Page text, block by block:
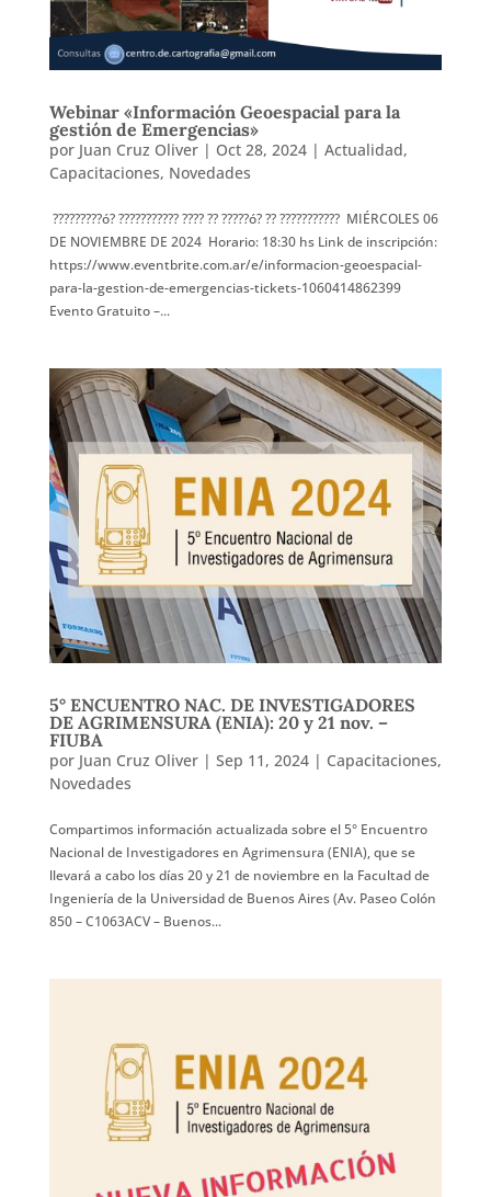
Webinar «Información Geoespacial para la
gestión de Emergencias»
por Juan Cruz Oliver| Oct 28, 2024| Actualidad,
Capacitaciones, Novedades
?????????ó? ??????????? ???? ?? ?????ó? ?? ??????????? MIÉRCOLES 06
DE NOVIEMBRE DE 2024 Horario: 18:30 hs Link de inscripción:
https://www.eventbrite.com.ar/e/informacion-geoespacial-
para-la-gestion-de-emergencias-tickets-1060414862399
Evento Gratuito –...
5° ENCUENTRO NAC. DE INVESTIGADORES
DE AGRIMENSURA (ENIA): 20 y 21 nov. –
FIUBA
por Juan Cruz Oliver| Sep 11, 2024| Capacitaciones,
Novedades
Compartimos información actualizada sobre el 5° Encuentro
Nacional de Investigadores en Agrimensura (ENIA), que se
llevará a cabo los días 20 y 21 de noviembre en la Facultad de
Ingeniería de la Universidad de Buenos Aires (Av. Paseo Colón
850 – C1063ACV – Buenos...